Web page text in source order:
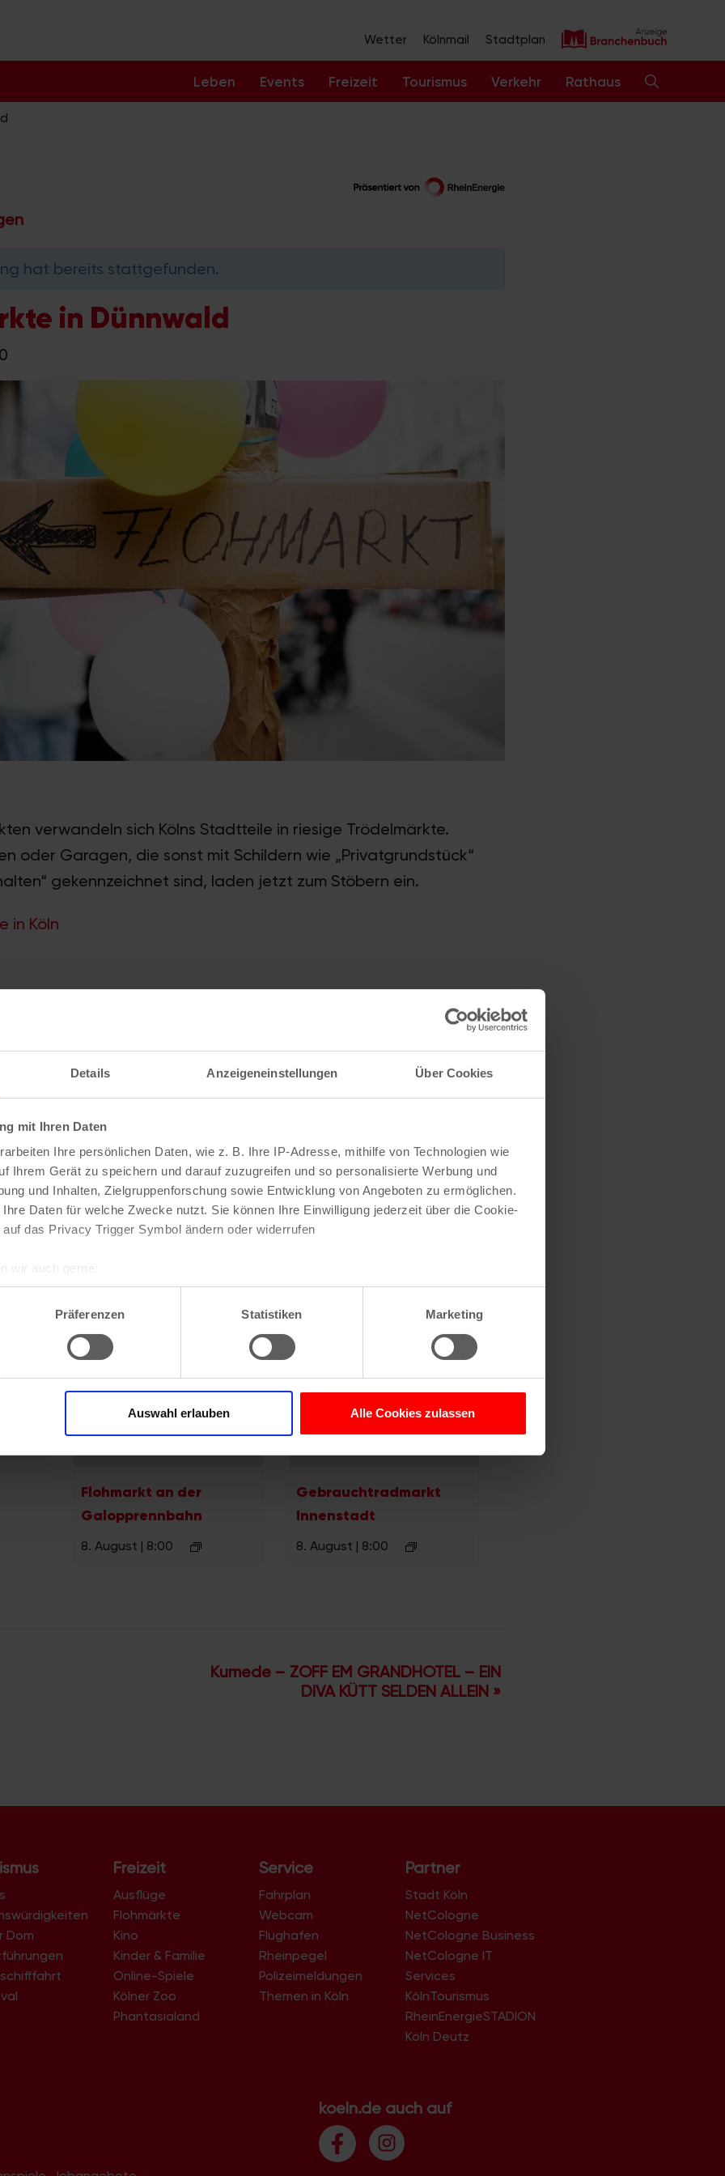
Details Anzeigeneinstellungen Über Cookies
mit Ihren Daten
Ihre persönlichen Daten, wie z. B. Ihre IP-Adresse, mithilfe von Technologien wie
Ihrem Gerät zu speichern und darauf zuzugreifen und so personalisierte Werbung und
und Inhalten, Zielgruppenforschung sowie Entwicklung von Angeboten zu ermöglichen.
Daten für welche Zwecke nutzt. Sie können Ihre Einwilligung jederzeit über die Cookie-
das Privacy Trigger Symbol ändern oder widerrufen
geografische Lage erfassen, welche bis auf einige Meter genau sein können
Scannen nach bestimmten Merkmalen (Fingerprinting) identifizieren
Ihre persönlichen Daten verarbeitet werden, und legen Sie Ihre Präferenzen imAbschnitt
und Anzeigen zu personalisieren, Funktionen für soziale Medien anbieten zu können
zu analysieren. Außerdem geben wir Informationen zu Ihrer Verwendung unserer
soziale Medien, Werbung und Analysen weiter. Unsere Partner führen diese Informationen
Präferenzen Statistiken Marketing
Auswahl erlauben Alle Cookies zulassen
Wetter Kölnmail Stadtplan
Leben Events Freizeit Tourismus Verkehr Rathaus
hat bereits stattgefunden.
in Dünnwald
verwandeln sich Kölns Stadtteile in riesige Trödelmärkte.
oder Garagen, die sonst mit Schildern wie „Privatgrundstück“
gekennzeichnet sind, laden jetzt zum Stöbern ein.
in Köln
Flohmarkt an der
Galopprennbahn
8. August | 8:00
Gebrauchtradmarkt
Innenstadt
8. August | 8:00
Kumede – ZOFF EM GRANDHOTEL – EIN
DIVA KÜTT SELDEN ALLEIN »
Dom
Freizeit
Ausflüge
Flohmärkte
Kino
Kinder & Familie
Online-Spiele
Kölner Zoo
Phantasialand
Service
Fahrplan
Webcam
Flughafen
Rheinpegel
Polizeimeldungen
Themen in Köln
Partner
Stadt Köln
NetCologne
NetCologne Business
NetCologne IT
Services
KölnTourismus
RheinEnergieSTADION
Köln Deutz
koeln.de auch auf